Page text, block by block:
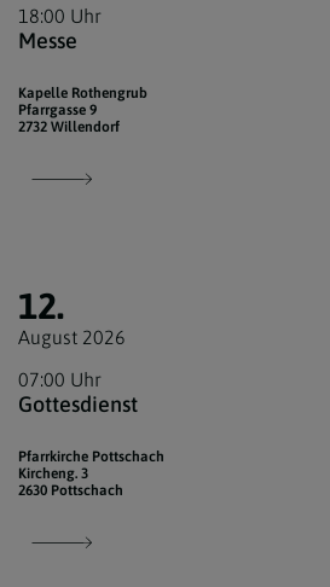
18:00 Uhr
Messe
Kapelle Rothengrub
Pfarrgasse 9
2732 Willendorf
12.
August 2026
07:00 Uhr
Gottesdienst
Pfarrkirche Pottschach
Kircheng. 3
2630 Pottschach